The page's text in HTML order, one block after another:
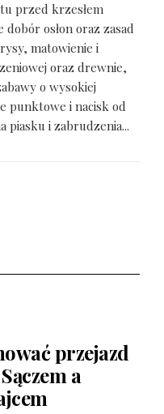
przed krzesłem
osłon oraz zasad
matowienie i
oraz drewnie,
o wysokiej
punktowe i nacisk od
piasku i zabrudzenia...
przejazd
a